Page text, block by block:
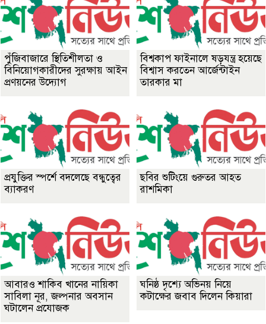
পুঁজিবাজারে স্থিতিশীলতা ও
বিনিয়োগকারীদের সুরক্ষায় আইন
প্রণয়নের উদ্যোগ
বিশ্বকাপ ফাইনালে ষড়যন্ত্র হয়েছে
বিশ্বাস করতেন আর্জেন্টাইন
তারকার মা
প্রযুক্তির স্পর্শে বদলেছে বন্ধুত্বের
ব্যাকরণ
ছবির শুটিংয়ে গুরুতর আহত
রাশমিকা
আবারও শাকিব খানের নায়িকা
সাবিলা নূর, জল্পনার অবসান
ঘটালেন প্রযোজক
ঘনিষ্ঠ দৃশ্যে অভিনয় নিয়ে
কটাক্ষের জবাব দিলেন কিয়ারা